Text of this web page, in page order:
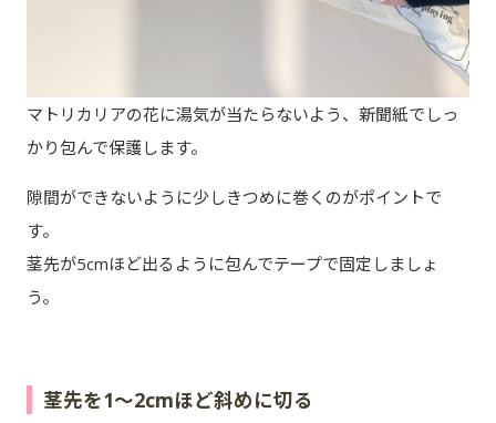
マトリカリアの花に湯気が当たらないよう、新聞紙でしっ
かり包んで保護します。
隙間ができないように少しきつめに巻くのがポイントで
す。
茎先が5cmほど出るように包んでテープで固定しましょ
う。
茎先を1～2cmほど斜めに切る